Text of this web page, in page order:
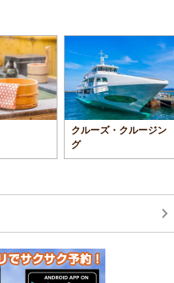
クルーズ・クルージン
グ